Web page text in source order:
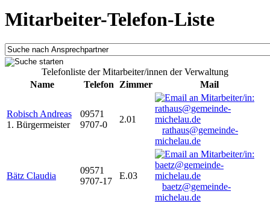
Mitarbeiter-Telefon-Liste
Telefonliste der Mitarbeiter/innen der Verwaltung
Name
Telefon Zimmer Mail
Robisch Andreas
1. Bürgermeister
09571
9707-0
2.01
rathaus@gemeinde-
michelau.de
Bätz Claudia
09571
9707-17
E.03
baetz@gemeinde-
michelau.de